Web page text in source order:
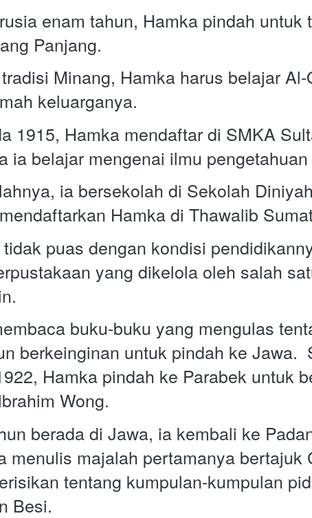
enam tahun, Hamka pindah untuk
Panjang.
Minang, Hamka harus belajar
keluarganya.
1915, Hamka mendaftar di SMKA
ia belajar mengenai ilmu
ia bersekolah di Sekolah
Hamka di Thawalib
puas dengan kondisi
yang dikelola oleh salah
buku-buku yang mengulas
berkeinginan untuk pindah ke Jawa.
Hamka pindah ke Parabek untuk
Wong.
berada di Jawa, ia kembali ke
menulis majalah pertamanya bertajuk
tentang kumpulan-kumpulan
Besi.